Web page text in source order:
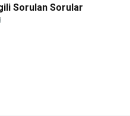
Sorulan Sorular